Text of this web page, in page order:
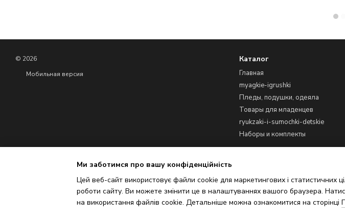
© 2026
Мобильная версия
Интернет-магазин создан с Хорошоп
Каталог
Главная
myagkie-igrushki
Пледы, подушки, одеяла
Товары для младенцев
ryukzaki-i-sumochki-detskie
Наборы и комплекты
Ми заботимся про вашу конфіденційність
Цей веб-сайт використовує файли cookie для маркетингових і статистичних
роботи сайту. Ви можете змінити це в налаштуваннях вашого браузера.
на використання файлів cookie. Детальніше можна ознакомитися на сторінці